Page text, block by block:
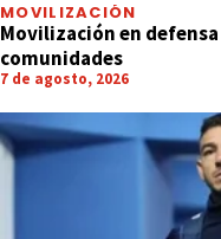
MOVILIZACIÓN
Movilización en
comunidades
7 de agosto, 2026